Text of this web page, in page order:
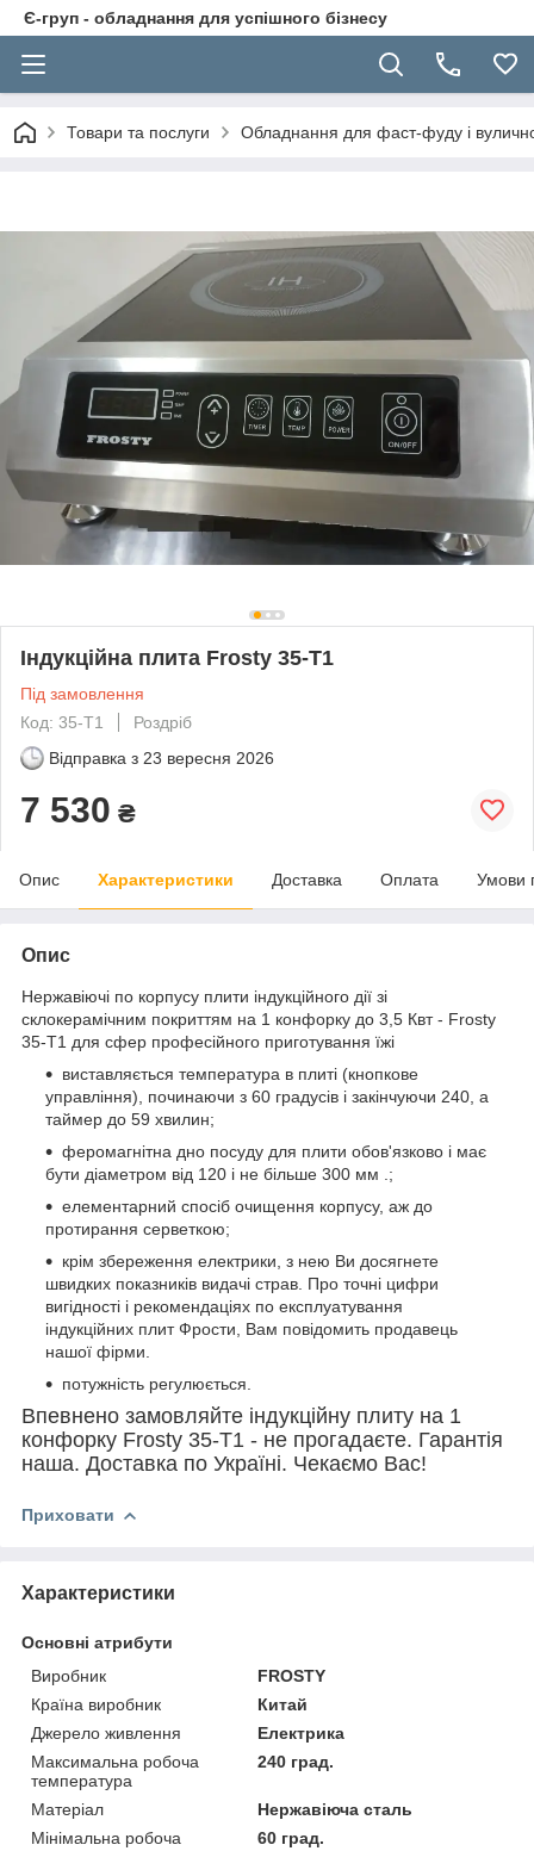
Є-груп - обладнання для успішного бізнесу
Товари та послуги Обладнання для фаст-фуду і
Індукційна плита Frosty 35-T1
Під замовлення
Код: 35-T1
Роздріб
Відправка з 23 вересня 2026
7 530 ₴
Опис Характеристики Доставка Оплата Умови
Опис
Нержавіючі по корпусу плити індукційного дії зі
склокерамічним покриттям на 1 конфорку до 3,5 Квт - Frosty
35-T1 для сфер професійного приготування їжі
виставляється температура в плиті (кнопкове
управління), починаючи з 60 градусів і закінчуючи 240, а
таймер до 59 хвилин;
феромагнітна дно посуду для плити обов'язково і має
бути діаметром від 120 і не більше 300 мм .;
елементарний спосіб очищення корпусу, аж до
протирання серветкою;
крім збереження електрики, з нею Ви досягнете
швидких показників видачі страв. Про точні цифри
вигідності і рекомендаціях по експлуатування
індукційних плит Фрости, Вам повідомить продавець
нашої фірми.
потужність регулюється.
Впевнено замовляйте індукційну плиту на 1
конфорку Frosty 35-T1 - не прогадаєте. Гарантія
наша. Доставка по Україні. Чекаємо Вас!
Приховати
Характеристики
Основні атрибути
Виробник
FROSTY
Країна виробник
Китай
Джерело живлення
Електрика
Максимальна робоча
температура
240 град.
Матеріал
Нержавіюча сталь
Мінімальна робоча
60 град.